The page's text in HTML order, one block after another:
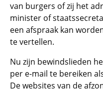
van burgers of zij het
minister of
een afspraak kan
te vertellen.
Nu zijn bewindslieden
per e-mail te bereiken
De websites van de